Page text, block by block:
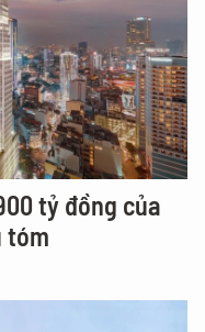
tỷ đồng của
tóm